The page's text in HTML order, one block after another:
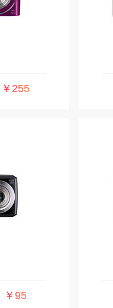
￥255
￥95